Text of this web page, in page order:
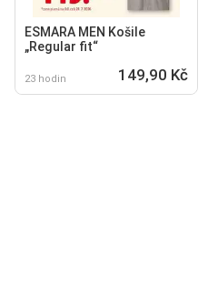
ESMARA MEN Košile
„Regular fit“
23 hodin 149,90 Kč